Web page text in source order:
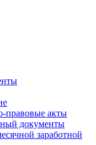
правовые акты
документы
заработной